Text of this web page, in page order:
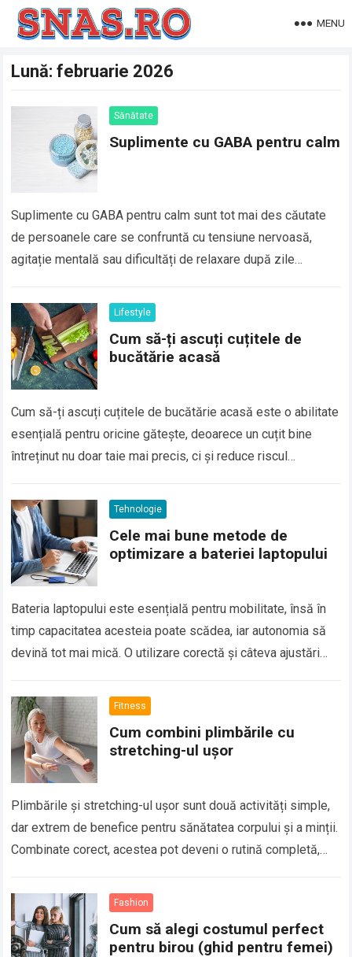
MENU
Lună:februarie 2026
Sănătate
Suplimente cu GABA pentru calm
Suplimente cu GABA pentru calm sunt tot mai des căutate
de persoanele care se confruntă cu tensiune nervoasă,
agitație mentală sau dificultăți de relaxare după zile
Lifestyle
Cum să-ți ascuți cuțitele de
bucătărie acasă
Cum să-ți ascuți cuțitele de bucătărie acasă este o abilitate
esențială pentru oricine gătește, deoarece un cuțit bine
întreținut nu doar taie mai precis, ci și reduce riscul
Tehnologie
Cele mai bune metode de
optimizare a bateriei laptopului
Bateria laptopului este esențială pentru mobilitate, însă în
timp capacitatea acesteia poate scădea, iar autonomia să
devină tot mai mică. O utilizare corectă și câteva ajustări
Fitness
Cum combini plimbările cu
stretching-ul ușor
Plimbările și stretching-ul ușor sunt două activități simple,
dar extrem de benefice pentru sănătatea corpului și a minții.
Combinate corect, acestea pot deveni o rutină completă,
Fashion
Cum să alegi costumul perfect
pentru birou (ghid pentru femei)